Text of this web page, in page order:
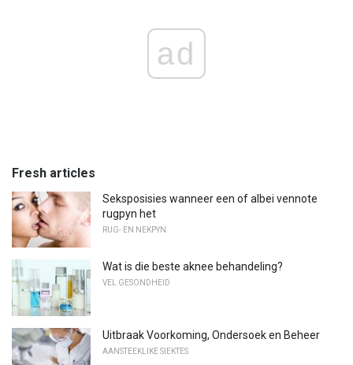
ad
Fresh articles
Seksposisies wanneer een of albei vennote
rugpyn het
RUG- EN NEKPYN
Wat is die beste aknee behandeling?
VEL GESONDHEID
Uitbraak Voorkoming, Ondersoek en Beheer
AANSTEEKLIKE SIEKTES